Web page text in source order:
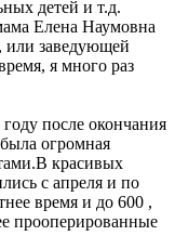
детей и т.д.
Елена Наумовна
или заведующей
я много раз
после окончания
огромная
красивых
с апреля и по
время и до 600 ,
прооперированные